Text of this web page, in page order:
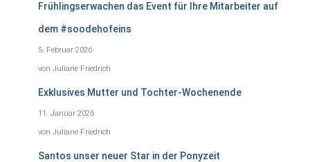
Frühlingserwachen das Event für Ihre Mitarbeiter auf
dem #soodehofeins
5. Februar 2026
von Juliane Friedrich
Exklusives Mutter und Tochter-Wochenende
11. Januar 2026
von Juliane Friedrich
Santos unser neuer Star in der Ponyzeit